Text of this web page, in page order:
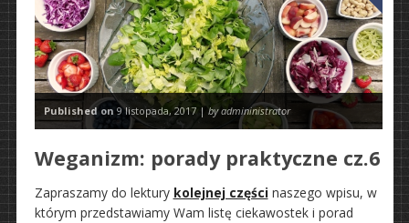
Published on 9 listopada, 2017 | by admininistrator
Weganizm: porady praktyczne cz.6
Zapraszamy do lektury kolejnej części naszego wpisu, w
którym przedstawiamy Wam listę ciekawostek i porad